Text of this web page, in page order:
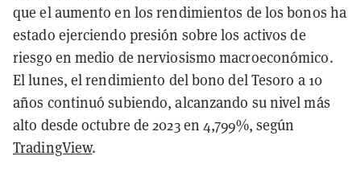
que el aumento en los rendimientos de los bonos ha
estado ejerciendo presión sobre los activos de
riesgo en medio de nerviosismo macroeconómico.
El lunes, el rendimiento del bono del Tesoro a 10
años continuó subiendo, alcanzando su nivel más
alto desde octubre de 2023 en 4,799%, según
TradingView.